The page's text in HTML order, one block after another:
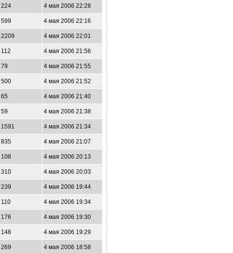
224 4 мая 2006 22:28
599 4 мая 2006 22:16
2209 4 мая 2006 22:01
112 4 мая 2006 21:56
79 4 мая 2006 21:55
500 4 мая 2006 21:52
65 4 мая 2006 21:40
59 4 мая 2006 21:38
1591 4 мая 2006 21:34
835 4 мая 2006 21:07
108 4 мая 2006 20:13
310 4 мая 2006 20:03
239 4 мая 2006 19:44
110 4 мая 2006 19:34
176 4 мая 2006 19:30
148 4 мая 2006 19:29
269 4 мая 2006 18:58